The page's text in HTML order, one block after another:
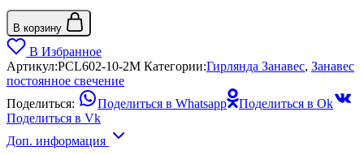
В корзину
В Избранное
Артикул:PCL602-10-2M Категории:Гирлянда Занавес, Занавес
постоянное свечение
Поделиться:
Поделиться в Whatsapp
Поделиться в Ok
Поделиться в Vk
Доп. информация